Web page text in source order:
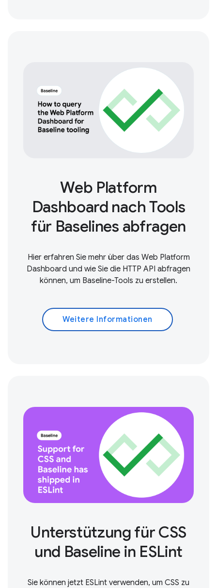
Web Platform
Dashboard nach Tools
für Baselines abfragen
Hier erfahren Sie mehr über das Web Platform
Dashboard und wie Sie die HTTP API abfragen
können, um Baseline-Tools zu erstellen.
Weitere Informationen
Unterstützung für CSS
und Baseline in ESLint
Sie können jetzt ESLint verwenden, um CSS zu